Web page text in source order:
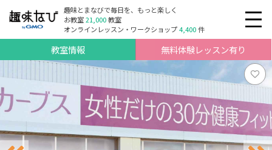
趣味とまなびで毎日を、もっと楽しく
お教室21,000教室
オンラインレッスン・ワークショップ4,400件
教室情報 無料体験レッスン有り